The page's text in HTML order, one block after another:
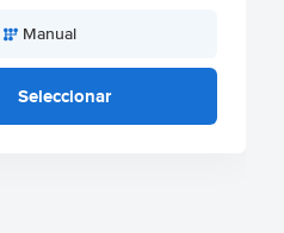
Manual
Seleccionar